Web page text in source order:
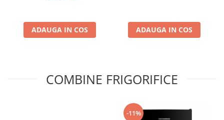
ADAUGA IN COS ADAUGA IN COS
COMBINE FRIGORIFICE
-11%